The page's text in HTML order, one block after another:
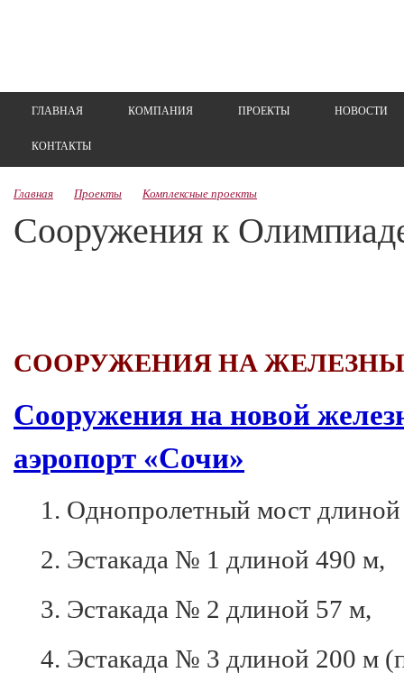
ГЛАВНАЯ КОМПАНИЯ ПРОЕКТЫ НОВОСТИ
КОНТАКТЫ
Главная Проекты Комплексные проекты
Сооружения к
СООРУЖЕНИЯ НА
Сооружения на новой
аэропорт «Сочи»
1. Однопролетный мост
2. Эстакада № 1 длиной 490 м,
3. Эстакада № 2 длиной 57 м,
4. Эстакада № 3 длиной 200 м